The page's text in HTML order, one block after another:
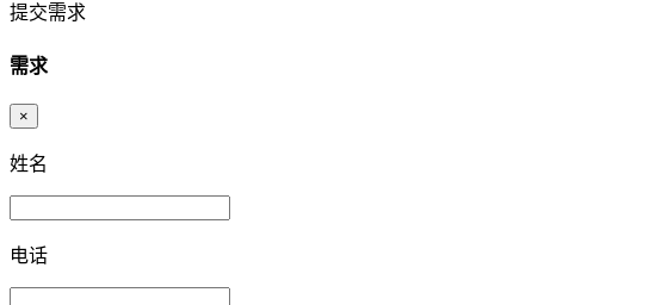
提交需求
需求
×
姓名
电话